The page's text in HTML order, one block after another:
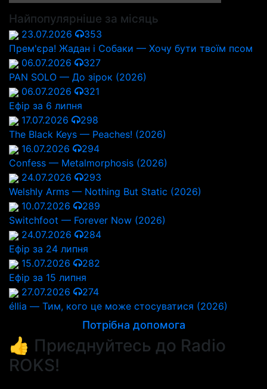
Найпопулярніше за місяць
23.07.2026
353
Прем'єра! Жадан і Собаки — Хочу бути твоїм псом
06.07.2026
327
PAN SOLO — До зірок (2026)
06.07.2026
321
Ефір за 6 липня
17.07.2026
298
The Black Keys — Peaches! (2026)
16.07.2026
294
Confess — Metalmorphosis (2026)
24.07.2026
293
Welshly Arms — Nothing But Static (2026)
10.07.2026
289
Switchfoot — Forever Now (2026)
24.07.2026
284
Ефір за 24 липня
15.07.2026
282
Ефір за 15 липня
27.07.2026
274
éllia — Тим, кого це може стосуватися (2026)
Потрібна допомога
👍 Приєднуйтесь до Radio
ROKS!